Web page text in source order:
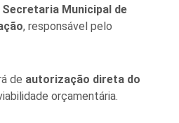
Secretaria Municipal de
, responsável pelo
de autorização direta do
orçamentária.